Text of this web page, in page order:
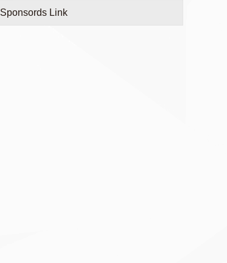
Sponsords Link